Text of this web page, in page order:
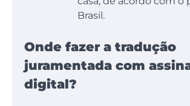
Brasil.
Onde fazer a tradução
juramentada com
digital?